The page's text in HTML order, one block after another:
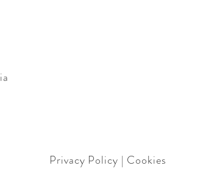
Privacy Policy | Cookies